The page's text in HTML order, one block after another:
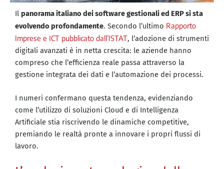
Il panorama italiano dei software gestionali ed ERP si sta
evolvendo profondamente. Secondo l’ultimo Rapporto
Imprese e ICT pubblicato dall’ISTAT, l’adozione di strumenti
digitali avanzati è in netta crescita: le aziende hanno
compreso che l’efficienza reale passa attraverso la
gestione integrata dei dati e l’automazione dei processi.
I numeri confermano questa tendenza, evidenziando
come l’utilizzo di soluzioni Cloud e di Intelligenza
Artificiale stia riscrivendo le dinamiche competitive,
premiando le realtà pronte a innovare i propri flussi di
lavoro.